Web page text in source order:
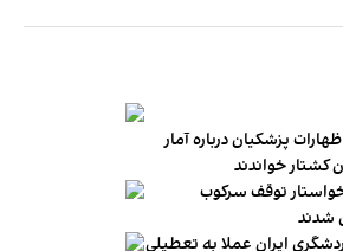
پزشکیان درباره آمار
کشتار خواندند
توقف سرکوب
شدند
ایران عملا به تعطیلی